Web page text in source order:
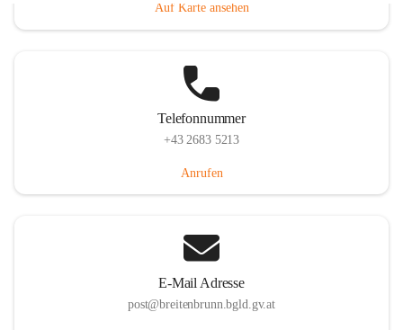
Auf Karte ansehen
Telefonnummer
+43 2683 5213
Anrufen
E-Mail Adresse
post@breitenbrunn.bgld.gv.at